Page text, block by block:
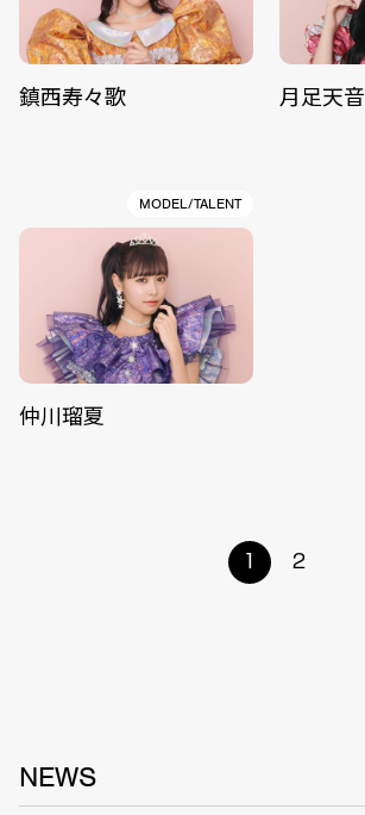
鎮西寿々歌 月足天音
MODEL/TALENT
仲川瑠夏
1 2
NEWS